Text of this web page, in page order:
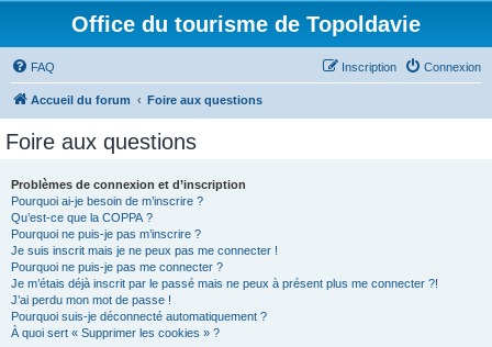
Office du tourisme de Topoldavie
FAQ Connexion
Inscription
Accueil du forum Foire aux questions
Foire aux questions
Problèmes de connexion et d’inscription
Pourquoi ai-je besoin de m’inscrire ?
Qu’est-ce que la COPPA ?
Pourquoi ne puis-je pas m’inscrire ?
Je suis inscrit mais je ne peux pas me connecter !
Pourquoi ne puis-je pas me connecter ?
Je m’étais déjà inscrit par le passé mais ne peux à présent plus me connecter ?!
J’ai perdu mon mot de passe !
Pourquoi suis-je déconnecté automatiquement ?
À quoi sert « Supprimer les cookies » ?